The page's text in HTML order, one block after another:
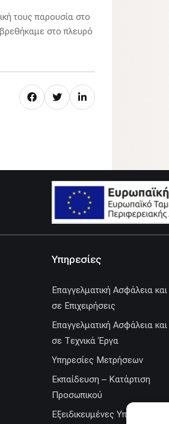
τους παρουσία στο
στο πλευρό
Υπηρεσίες
Επαγγελματική Ασφάλεια και
σε Επιχειρήσεις
Επαγγελματική Ασφάλεια και
σε Τεχνικά Έργα
Υπηρεσίες Μετρήσεων
Εκπαίδευση – Κατάρτιση
Προσωπικού
Εξειδικευμένες Υπηρεσίες